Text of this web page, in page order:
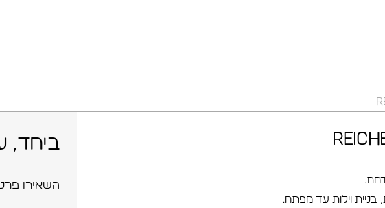
וילות עד מפתח.
ביחד,
השאירו